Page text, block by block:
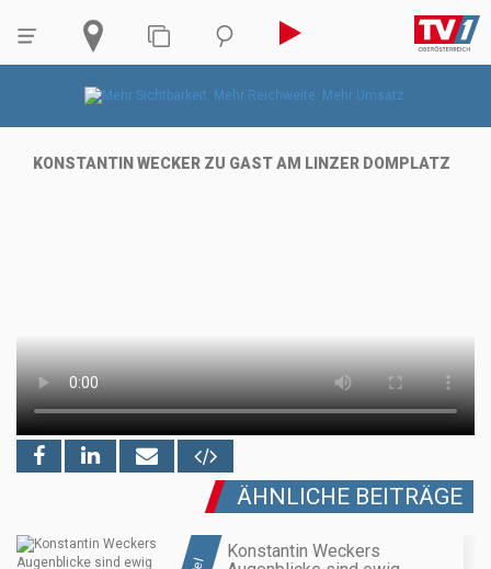
KONSTANTIN WECKER ZU GAST AM LINZER DOMPLATZ
ÄHNLICHE BEITRÄGE
Konstantin Weckers